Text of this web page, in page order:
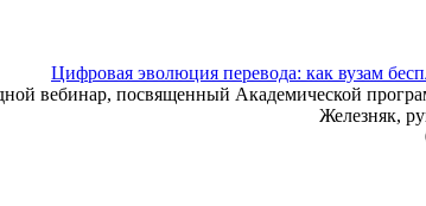
Цифровая эволюция перевода: как вузам
вебинар, посвященный Академической
Железняк,